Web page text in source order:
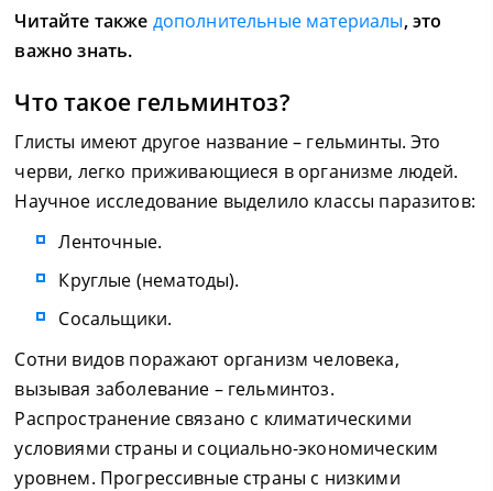
Читайте также дополнительные материалы, это
важно знать.
Что такое гельминтоз?
Глисты имеют другое название – гельминты. Это
черви, легко приживающиеся в организме людей.
Научное исследование выделило классы паразитов:
Ленточные.
Круглые (нематоды).
Сосальщики.
Сотни видов поражают организм человека,
вызывая заболевание – гельминтоз.
Распространение связано с климатическими
условиями страны и социально-экономическим
уровнем. Прогрессивные страны с низкими